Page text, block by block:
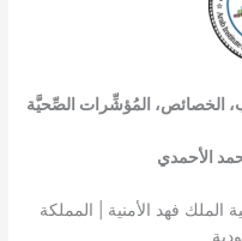
الخصائص، المُؤشِّرات الصِّحيَّة
الأحمدي
الملك فهد الأمنية | المملكة